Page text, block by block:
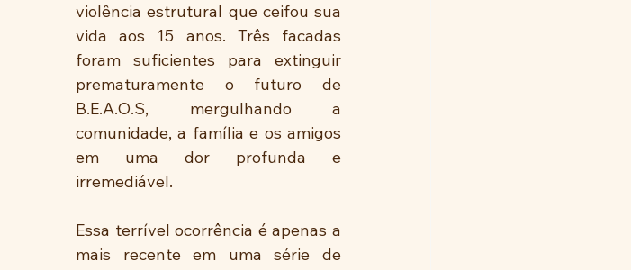
violência estrutural que ceifou sua
vida aos 15 anos. Três facadas
foram suficientes para extinguir
prematuramente o futuro de
B.E.A.O.S, mergulhando a
comunidade, a família e os amigos
em uma dor profunda e
irremediável.
Essa terrível ocorrência é apenas a
mais recente em uma série de